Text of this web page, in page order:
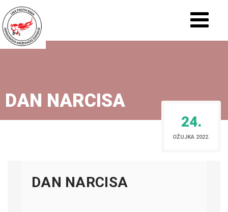
DAN NARCISA
24.
OŽUJKA 2022.
DAN NARCISA